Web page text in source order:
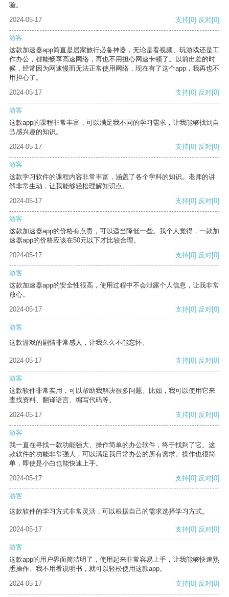
验。
2024-05-17
支持[0] 反对[0]
游客
这款加速器app简直是居家旅行必备神器，无论是看视频、玩游戏还是工
作办公，都能畅享高速网络，再也不用担心网速卡顿了。以前出差的时
候，经常因为网速慢而无法正常使用网络，现在有了这个app，我再也不
用担心了。
2024-05-17
支持[0] 反对[0]
游客
这款app的课程非常丰富，可以满足我不同的学习需求，让我能够找到自
己感兴趣的知识。
2024-05-17
支持[0] 反对[0]
游客
这款学习软件的课程内容非常丰富，涵盖了各个学科的知识。老师的讲
解非常生动，让我能够轻松理解知识点。
2024-05-17
支持[0] 反对[0]
游客
这款加速器app的价格有点贵，可以适当降低一些。我个人觉得，一款加
速器app的价格应该在50元以下才比较合理。
2024-05-17
支持[0] 反对[0]
游客
这款加速器app的安全性很高，使用过程中不会泄露个人信息，让我非常
放心。
2024-05-17
支持[0] 反对[0]
游客
这款游戏的剧情非常感人，让我久久不能忘怀。
2024-05-17 支持[0] 反对[0]
游客
这款软件非常实用，可以帮助我解决很多问题。比如，我可以使用它来
查找资料、翻译语言、编写代码等。
2024-05-17
支持[0] 反对[0]
游客
我一直在寻找一款功能强大、操作简单的办公软件，终于找到了它。这
款软件的功能非常强大，可以满足我日常办公的所有需求。操作也很简
单，即使是小白也能快速上手。
2024-05-17
支持[0] 反对[0]
游客
这款软件的学习方式非常灵活，可以根据自己的需求选择学习方式。
2024-05-17 支持[0] 反对[0]
游客
这款app的用户界面简洁明了，使用起来非常容易上手，让我能够快速熟
悉操作。我不用看说明书，就可以轻松使用这款app。
2024-05-17
支持[0] 反对[0]